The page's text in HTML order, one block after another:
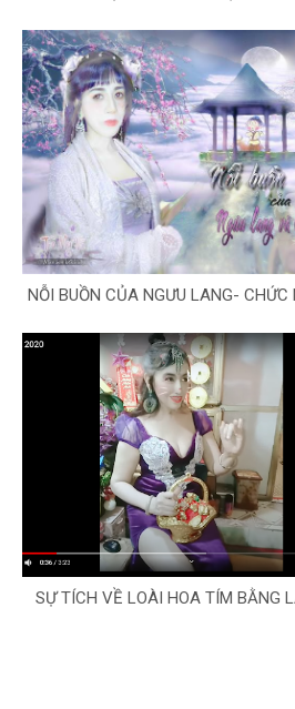
NỖI BUỒN CỦA NGƯU LANG- CHỨC
SỰ TÍCH VỀ LOÀI HOA TÍM BẰNG